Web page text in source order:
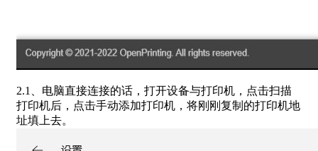
2.1、电脑直接连接的话，打开设备与打印机，点击扫描
打印机后，点击手动添加打印机，将刚刚复制的打印机地
址填上去。